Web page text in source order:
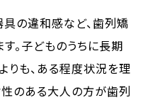
の違和感など、歯列矯
。子どものうちに長期
りも、ある程度状況を理
性のある大人の方が歯列